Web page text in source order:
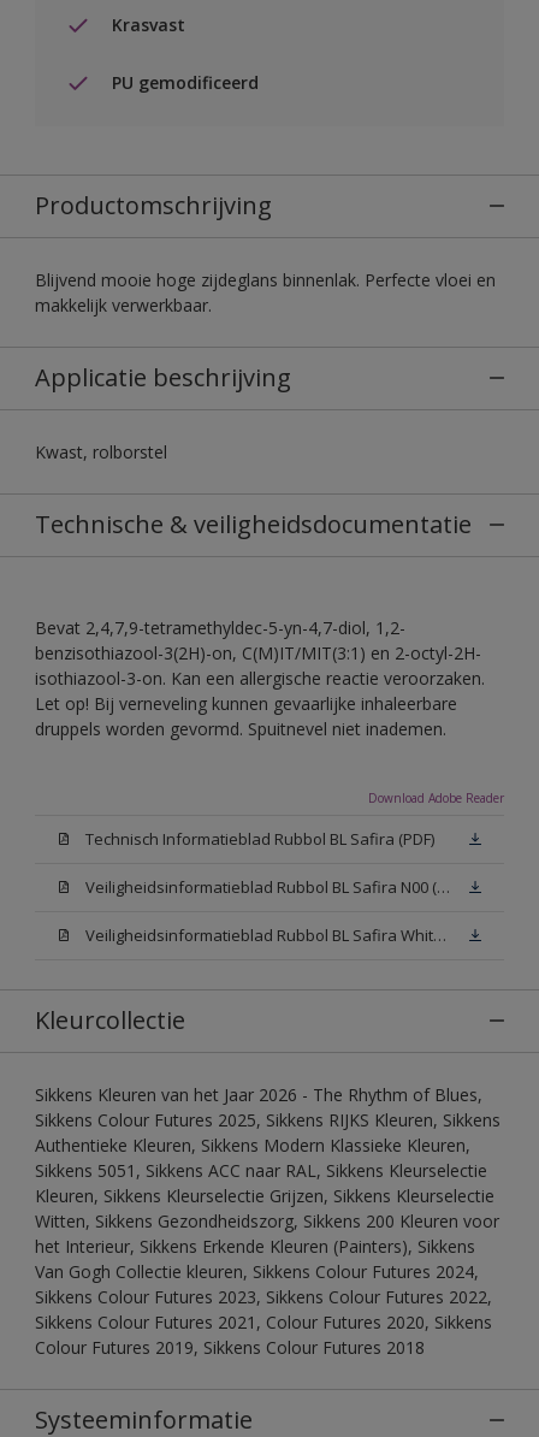
Krasvast
PU gemodificeerd
Productomschrijving
Blijvend mooie hoge zijdeglans binnenlak. Perfecte vloei en
makkelijk verwerkbaar.
Applicatie beschrijving
Kwast, rolborstel
Technische & veiligheidsdocumentatie
Bevat 2,4,7,9-tetramethyldec-5-yn-4,7-diol, 1,2-
benzisothiazool-3(2H)-on, C(M)IT/MIT(3:1) en 2-octyl-2H-
isothiazool-3-on. Kan een allergische reactie veroorzaken.
Let op! Bij verneveling kunnen gevaarlijke inhaleerbare
druppels worden gevormd. Spuitnevel niet inademen.
Download Adobe Reader
Technisch Informatieblad Rubbol BL Safira (PDF)
Veiligheidsinformatieblad Rubbol BL Safira N00 (MSDS)
Veiligheidsinformatieblad Rubbol BL Safira White W05 (MSDS)
Kleurcollectie
Sikkens Kleuren van het Jaar 2026 - The Rhythm of Blues,
Sikkens Colour Futures 2025, Sikkens RIJKS Kleuren, Sikkens
Authentieke Kleuren, Sikkens Modern Klassieke Kleuren,
Sikkens 5051, Sikkens ACC naar RAL, Sikkens Kleurselectie
Kleuren, Sikkens Kleurselectie Grijzen, Sikkens Kleurselectie
Witten, Sikkens Gezondheidszorg, Sikkens 200 Kleuren voor
het Interieur, Sikkens Erkende Kleuren (Painters), Sikkens
Van Gogh Collectie kleuren, Sikkens Colour Futures 2024,
Sikkens Colour Futures 2023, Sikkens Colour Futures 2022,
Sikkens Colour Futures 2021, Colour Futures 2020, Sikkens
Colour Futures 2019, Sikkens Colour Futures 2018
Systeeminformatie